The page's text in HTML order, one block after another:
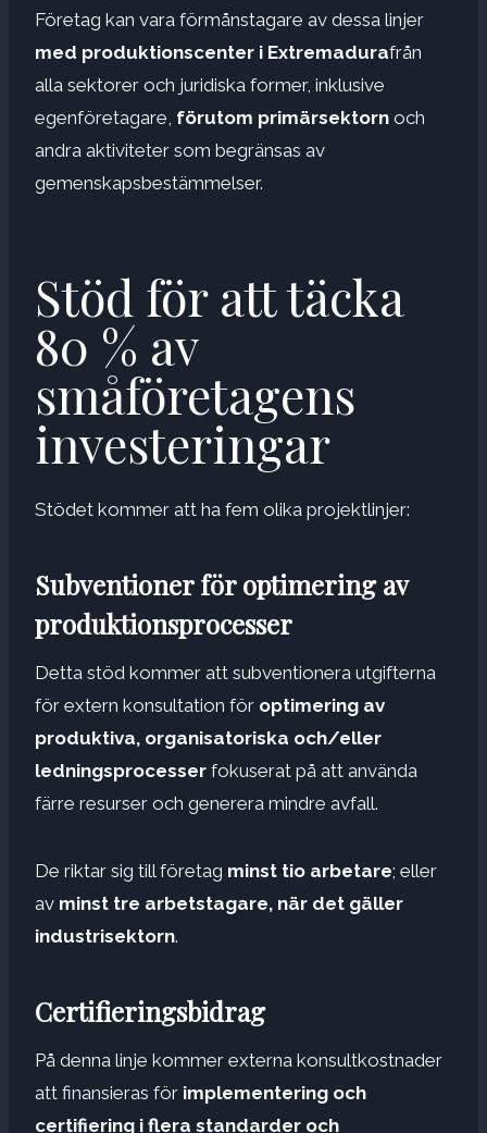
Företag kan vara förmånstagare av dessa linjer
med produktionscenter i Extremadurafrån
alla sektorer och juridiska former, inklusive
egenföretagare, förutom primärsektorn och
andra aktiviteter som begränsas av
gemenskapsbestämmelser.
Stöd för att täcka
80 % av
småföretagens
investeringar
Stödet kommer att ha fem olika projektlinjer:
Subventioner för optimering av
produktionsprocesser
Detta stöd kommer att subventionera utgifterna
för extern konsultation för optimering av
produktiva, organisatoriska och/eller
ledningsprocesser fokuserat på att använda
färre resurser och generera mindre avfall.
De riktar sig till företag minst tio arbetare; eller
av minst tre arbetstagare, när det gäller
industrisektorn.
Certifieringsbidrag
På denna linje kommer externa konsultkostnader
att finansieras för implementering och
certifiering i flera standarder och